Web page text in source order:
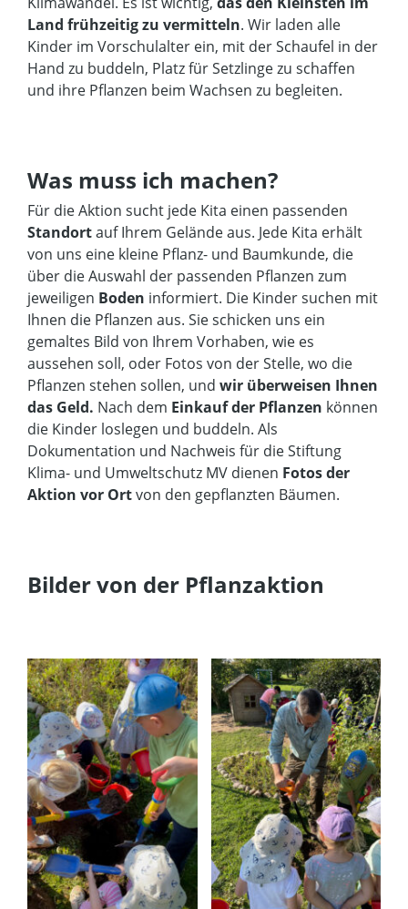
Land frühzeitig zu vermitteln. Wir laden alle
Kinder im Vorschulalter ein, mit der Schaufel in der
Hand zu buddeln, Platz für Setzlinge zu schaffen
und ihre Pflanzen beim Wachsen zu begleiten.
Was muss ich machen?
Für die Aktion sucht jede Kita einen passenden
Standortauf Ihrem Gelände aus. Jede Kita erhält
von uns eine kleine Pflanz- und Baumkunde, die
über die Auswahl der passenden Pflanzen zum
jeweiligen Boden informiert. Die Kinder suchen mit
Ihnen die Pflanzen aus. Sie schicken uns ein
gemaltes Bild von Ihrem Vorhaben, wie es
aussehen soll, oder Fotos von der Stelle, wo die
Pflanzen stehen sollen, und wir überweisen Ihnen
das Geld. Nach dem Einkauf der Pflanzen können
die Kinder loslegen und buddeln. Als
Dokumentation und Nachweis für die Stiftung
Klima- und Umweltschutz MV dienen Fotos der
Aktion vor Ortvon den gepflanzten Bäumen.
Bilder von der Pflanzaktion